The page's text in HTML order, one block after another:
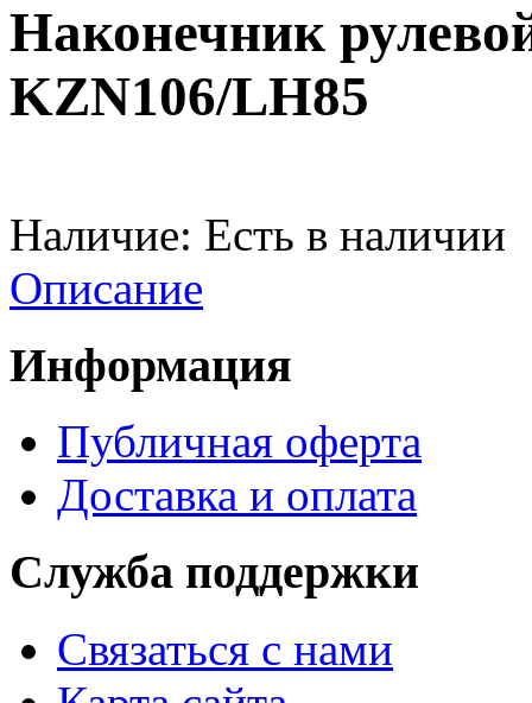
Наконечник
KZN106/LH85
Наличие: Есть в наличии
Описание
Информация
Публичная оферта
Доставка и оплата
Служба поддержки
Связаться с нами